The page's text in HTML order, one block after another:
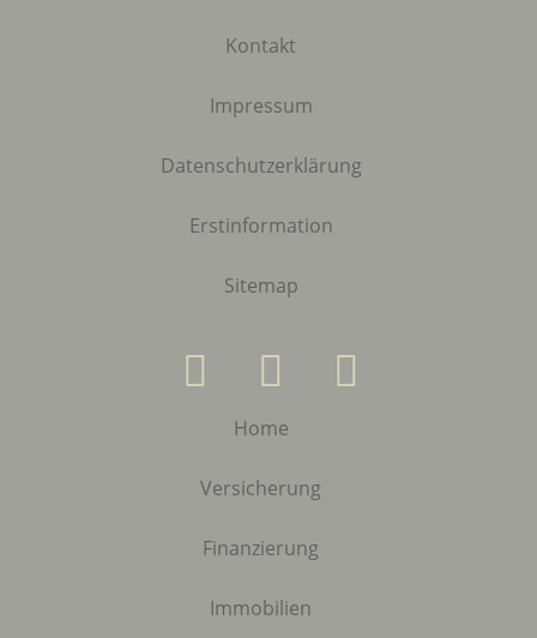
Kontakt
Impressum
Datenschutzerklärung
Erstinformation
Sitemap
Home
Versicherung
Finanzierung
Immobilien